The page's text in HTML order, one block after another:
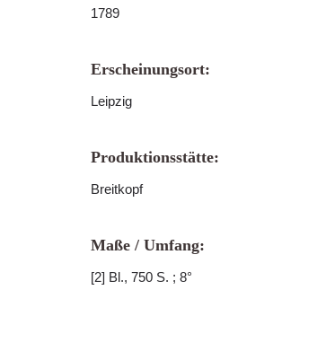
1789
Erscheinungsort:
Leipzig
Produktionsstätte:
Breitkopf
Maße / Umfang:
[2] Bl., 750 S. ; 8°